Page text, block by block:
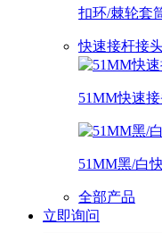
扣环/棘轮套
快速接杆接
51MM快速
51MM黑/白
全部产品
立即询问